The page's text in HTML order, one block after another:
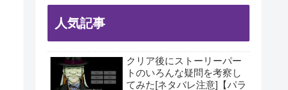
人気記事
クリア後にストーリーパー
トのいろんな疑問を考察し
てみた[ネタバレ注意]【パラ